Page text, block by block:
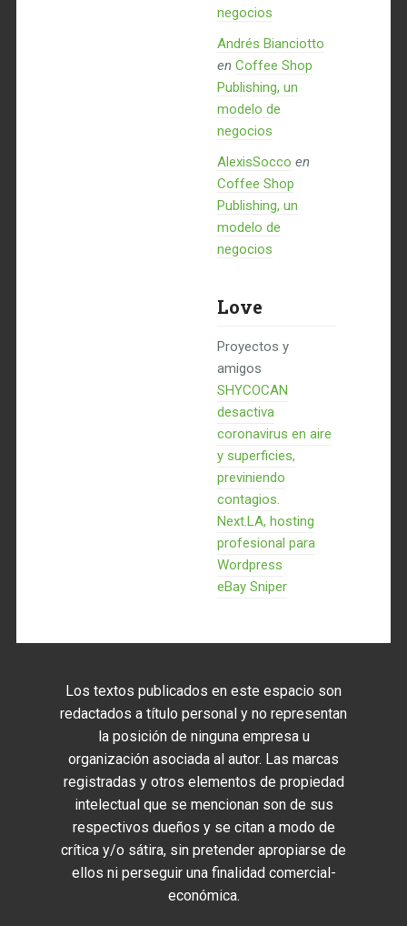
negocios
Andrés Bianciotto
en Coffee Shop
Publishing, un
modelo de
negocios
AlexisSocco en
Coffee Shop
Publishing, un
modelo de
negocios
Love
Proyectos y
amigos
SHYCOCAN
desactiva
coronavirus en aire
y superficies,
previniendo
contagios.
Next.LA, hosting
profesional para
Wordpress
eBay Sniper
Los textos publicados en este espacio son
redactados a título personal y no representan
la posición de ninguna empresa u
organización asociada al autor. Las marcas
registradas y otros elementos de propiedad
intelectual que se mencionan son de sus
respectivos dueños y se citan a modo de
crítica y/o sátira, sin pretender apropiarse de
ellos ni perseguir una finalidad comercial-
económica.